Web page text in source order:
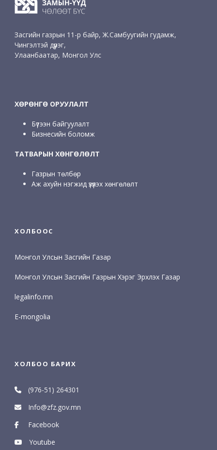
Засгийн газрын 11-р байр, Ж.Самбуугийн гудамж,
Чингэлтэй дүүрэг,
Улаанбаатар, Монгол Улс
ХӨРӨНГӨ ОРУУЛАЛТ
Бүтээн байгуулалт
Бизнесийн боломж
ТАТВАРЫН ХӨНГӨЛӨЛТ
Газрын төлбөр
Аж ахуйн нэгжид үзүүлэх хөнгөлөлт
ХОЛБООС
Монгол Улсын Засгийн Газар
Монгол Улсын Засгийн Газрын Хэрэг Эрхлэх Газар
legalinfo.mn
E-mongolia
ХОЛБОО БАРИХ
(976-51) 264301
Info@zfz.gov.mn
Facebook
Youtube